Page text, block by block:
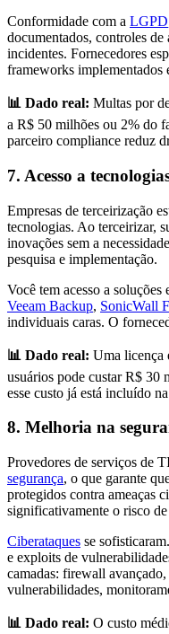
Conformidade com a LGPD
documentados, controles de
incidentes. Fornecedores
frameworks implementados
📊 Dado real: Multas por
a R$ 50 milhões ou 2% do
parceiro compliance reduz
7. Acesso a
Empresas de terceirização
tecnologias. Ao terceirizar,
inovações sem a
pesquisa e implementação.
Você tem acesso a soluções
Veeam Backup, SonicWall
individuais caras. O
📊 Dado real: Uma licença
usuários pode custar R$ 30
esse custo já está incluído
8. Melhoria na
Provedores de serviços de
segurança, o que garante
protegidos contra ameaças
significativamente o risco
Ciberataques se
e exploits de
camadas: firewall
vulnerabilidades,
📊 Dado real: O custo